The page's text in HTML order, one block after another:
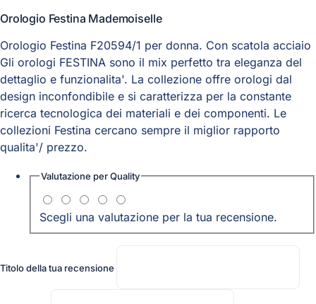
Orologio Festina Mademoiselle
Orologio Festina F20594/1 per donna. Con scatola acciaio
Gli orologi FESTINA sono il mix perfetto tra eleganza del
dettaglio e funzionalita'. La collezione offre orologi dal
design inconfondibile e si caratterizza per la constante
ricerca tecnologica dei materiali e dei componenti. Le
collezioni Festina cercano sempre il miglior rapporto
qualita'/ prezzo.
Valutazione perQuality
Scegli una valutazione per la tua recensione.
Titolo della tua recensione